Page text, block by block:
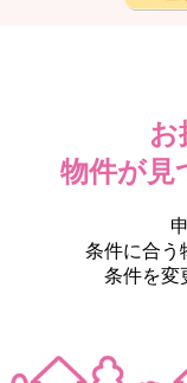
お
物件が見
条件に合う
条件を変